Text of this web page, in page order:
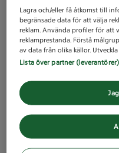
Lagra och/eller få åtkomst till
begränsade data för att välja
reklam. Använda profiler för att
reklamprestanda. Förstå
av data från olika källor.
Lista över partner (leverantörer)